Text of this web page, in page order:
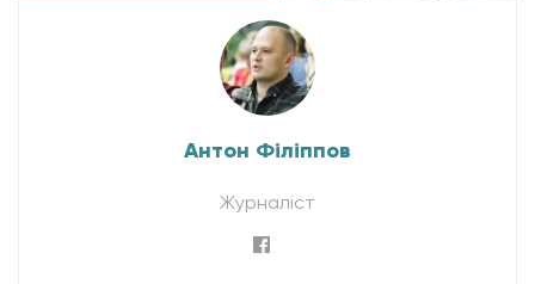
Антон Філіппов
Журналіст